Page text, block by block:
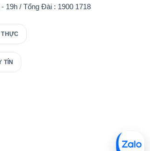
19h / Tổng Đài : 1900 1718
TÍN